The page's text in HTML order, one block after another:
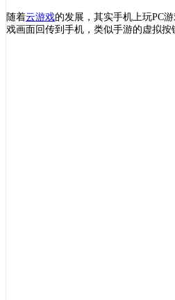
随着云游戏的发展，其实手机上玩PC
戏画面回传到手机，类似手游的虚拟